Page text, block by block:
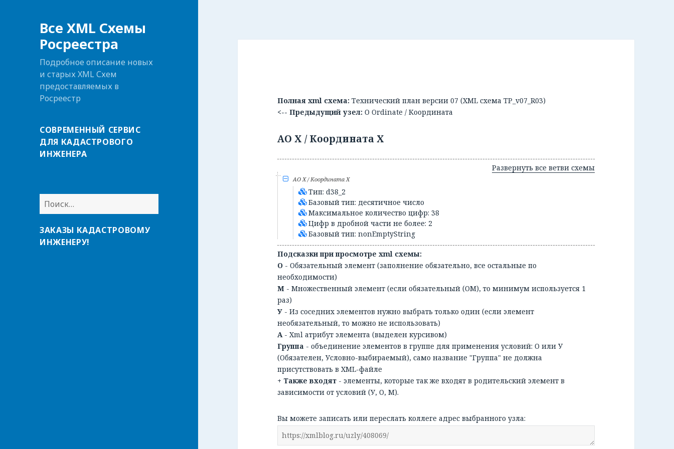
Все XML Схемы
Росреестра
Подробное описание новых
и старых XML Схем
предоставляемых в
Росреестр
СОВРЕМЕННЫЙ СЕРВИС
ДЛЯ КАДАСТРОВОГО
ИНЖЕНЕРА
Н
а
т
и
ЗАКАЗЫ КАДАСТРОВОМУ
ИНЖЕНЕРУ!
Полная xml схема: Технический план версии 07 (XML схема TP_v07_R03)
<-- Предыдущий узел: О Ordinate / Координата
АО X / Координата X
Развернуть все ветви схемы
АО X / Координата X
Тип: d38_2
Базовый тип: десятичное число
Максимальное количество цифр: 38
Цифр в дробной части не более: 2
Базовый тип: nonEmptyString
Подсказки при просмотре xml схемы:
О - Обязательный элемент (заполнение обязательно, все остальные по
необходимости)
М - Множественный элемент (если обязательный (ОМ), то минимум используется 1
раз)
У - Из соседних элементов нужно выбрать только один (если элемент
необязательный, то можно не использовать)
А- Xml атрибут элемента (выделен курсивом)
Группа - объединение элементов в группе для применения условий: О или У
(Обязателен, Условно-выбираемый), само название "Группа" не должна
присутствовать в XML-файле
+ Также входят - элементы, которые так же входят в родительский элемент в
зависимости от условий (У, О, М).
Вы можете записать или переслать коллеге адрес выбранного узла: